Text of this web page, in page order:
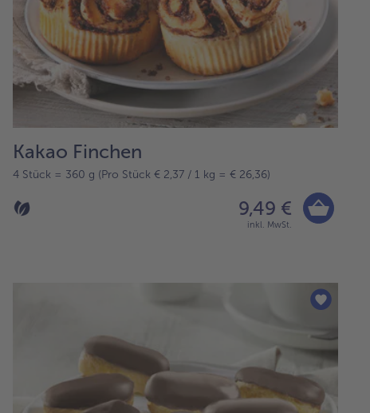
Kakao Finchen
4 Stück = 360 g (Pro Stück € 2,37 / 1 kg = € 26,36)
9,49 €
inkl. MwSt.